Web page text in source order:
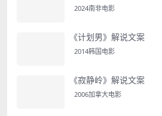
2024南非电影
《计划男》解说文案
2014韩国电影
《寂静岭》解说文案
2006加拿大电影